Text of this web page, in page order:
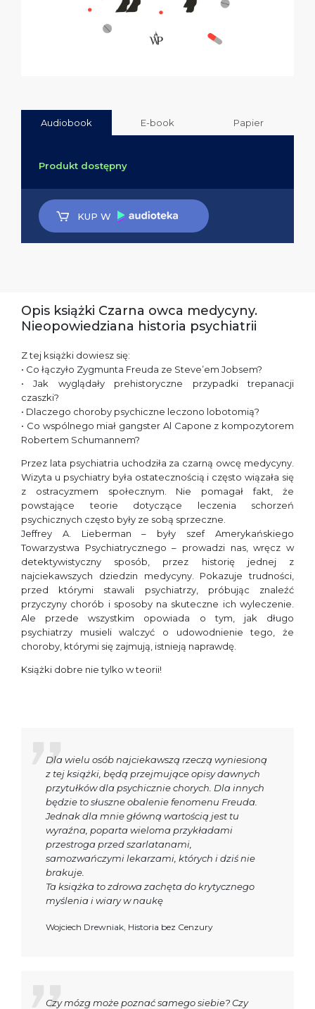
Audiobook E-book Papier
Produkt dostępny
KUP W
Opis książki Czarna owca medycyny.
Nieopowiedziana historia psychiatrii
Z tej książki dowiesz się:
• Co łączyło Zygmunta Freuda ze Steve’em Jobsem?
• Jak wyglądały prehistoryczne przypadki trepanacji
czaszki?
• Dlaczego choroby psychiczne leczono lobotomią?
• Co wspólnego miał gangster Al Capone z kompozytorem
Robertem Schumannem?
Przez lata psychiatria uchodziła za czarną owcę medycyny.
Wizyta u psychiatry była ostatecznością i często wiązała się
z ostracyzmem społecznym. Nie pomagał fakt, że
powstające teorie dotyczące leczenia schorzeń
psychicznych często były ze sobą sprzeczne.
Jeffrey A. Lieberman – były szef Amerykańskiego
Towarzystwa Psychiatrycznego – prowadzi nas, wręcz w
detektywistyczny sposób, przez historię jednej z
najciekawszych dziedzin medycyny. Pokazuje trudności,
przed którymi stawali psychiatrzy, próbując znaleźć
przyczyny chorób i sposoby na skuteczne ich wyleczenie.
Ale przede wszystkim opowiada o tym, jak długo
psychiatrzy musieli walczyć o udowodnienie tego, że
choroby, którymi się zajmują, istnieją naprawdę.
Książki dobre nie tylko w teorii!
Dla wielu osób najciekawszą rzeczą wyniesioną
z tej książki, będą przejmujące opisy dawnych
przytułków dla psychicznie chorych. Dla innych
będzie to słuszne obalenie fenomenu Freuda.
Jednak dla mnie główną wartością jest tu
wyraźna, poparta wieloma przykładami
przestroga przed szarlatanami,
samozwańczymi lekarzami, których i dziś nie
brakuje.
Ta książka to zdrowa zachęta do krytycznego
myślenia i wiary w naukę
Wojciech Drewniak, Historia bez Cenzury
Czy mózg może poznać samego siebie? Czy